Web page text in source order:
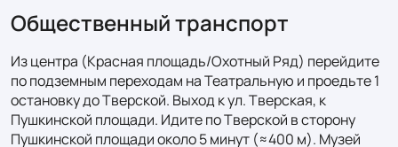
Общественный транспорт
Из центра (Красная площадь/Охотный Ряд) перейдите
по подземным переходам на Театральную и проедьте 1
остановку до Тверской. Выход к ул. Тверская, к
Пушкинской площади. Идите по Тверской в сторону
Пушкинской площади около 5 минут (≈400 м). Музей